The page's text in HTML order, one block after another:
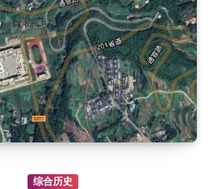
通江的民歌——袱包儿
区观云、风、日、虹、雾、闪…
区谚语——丰稔（rěn）歌
房风俗
之名称考证(上)
综合历史